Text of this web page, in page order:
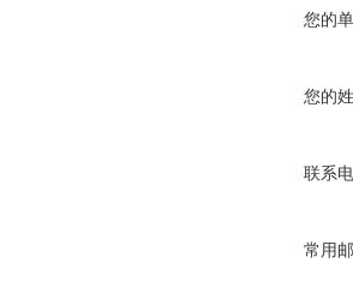
您的
您的
联系
常用